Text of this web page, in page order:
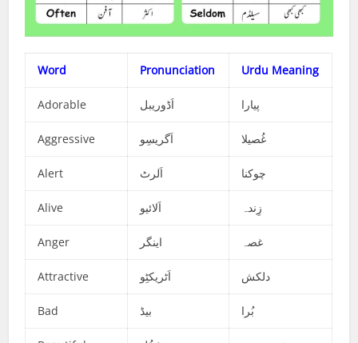
Word Pronunciation Urdu Meaning
Adorable اَڈوریبل پیارا
Aggressive اَگریسِو غُصیلا
Alert اَلرٹ چوکنا
Alive اَلائیو زِندہ
Anger اینگر غصہ
Attractive اَٹریکٹِو دلکش
Bad بیڈ بُرا